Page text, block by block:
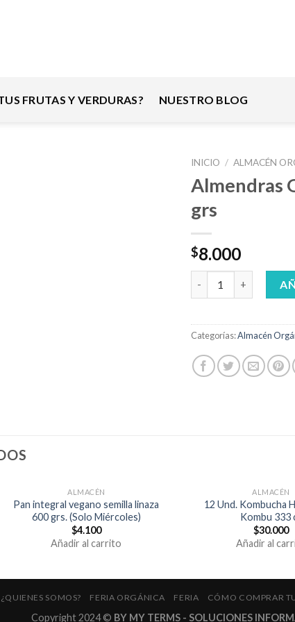
FRUTAS Y VERDURAS? NUESTRO BLOG
INICIO / ALMACÉN
Almendras
grs
$8.000
Almendras Orgánicas
Categorías:Almacén
ALMACÉN
Pan integral vegano semilla linaza
600 grs. (Solo Miércoles)
$4.100
Añadir al carrito
ALMACÉN
12 Und. Kombucha
Kombu 333
$30.000
Añadir al
¿QUIENES SOMOS? FERIA ORGÁNICA FERIA CÓMO COMPRAR
Copyright 2024 © BY MY TERMS - SOLUCIONES